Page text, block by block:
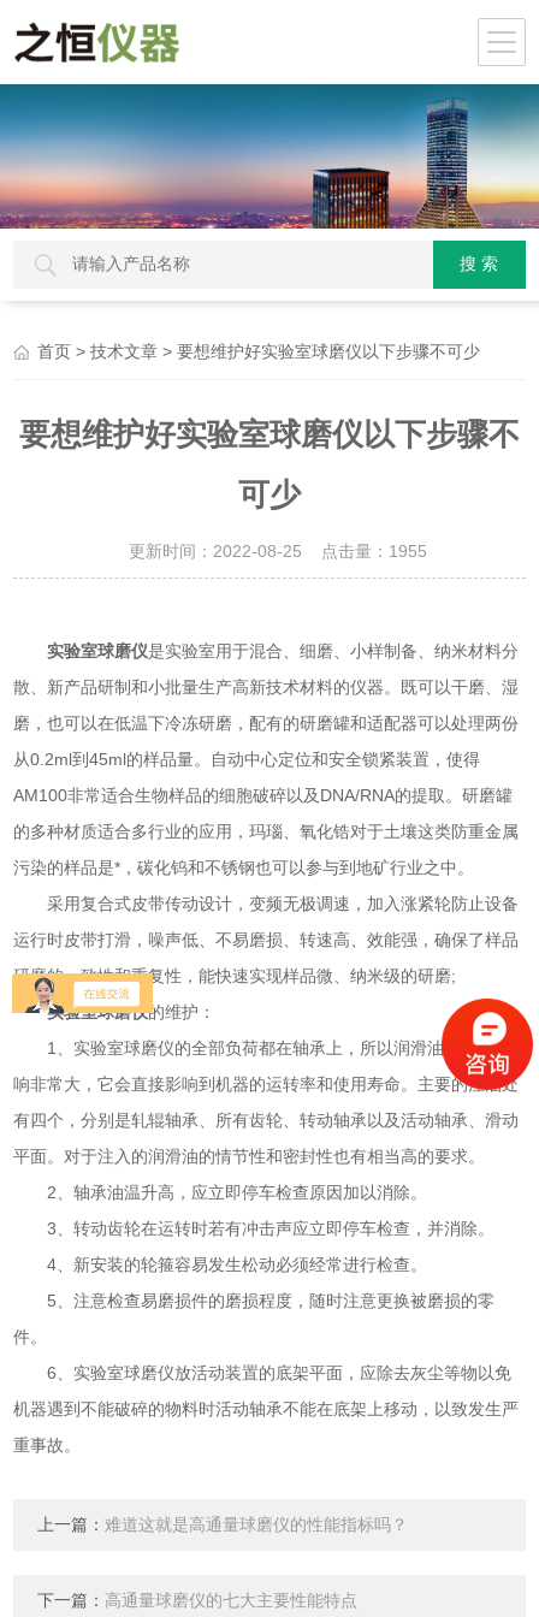
首页 >技术文章 > 要想维护好实验室球磨仪以下步骤不可少
要想维护好实验室球磨仪以下步骤不
可少
更新时间：2022-08-25 点击量： 1955
实验室球磨仪是实验室用于混合、细磨、小样制备、纳米材料分
散、新产品研制和小批量生产高新技术材料的仪器。既可以干磨、湿
磨，也可以在低温下冷冻研磨，配有的研磨罐和适配器可以处理两份
从0.2ml到45ml的样品量。自动中心定位和安全锁紧装置，使得
AM100非常适合生物样品的细胞破碎以及DNA/RNA的提取。研磨罐
的多种材质适合多行业的应用，玛瑙、氧化锆对于土壤这类防重金属
污染的样品是*，碳化钨和不锈钢也可以参与到地矿行业之中。
采用复合式皮带传动设计，变频无极调速，加入涨紧轮防止设备
运行时皮带打滑，噪声低、不易磨损、转速高、效能强，确保了样品
研磨的一致性和重复性，能快速实现样品微、纳米级的研磨;
实验室球磨仪的维护：
1、实验室球磨仪的全部负荷都在轴承上，所以润滑油对它的影
响非常大，它会直接影响到机器的运转率和使用寿命。主要的注油处
有四个，分别是轧辊轴承、所有齿轮、转动轴承以及活动轴承、滑动
平面。对于注入的润滑油的情节性和密封性也有相当高的要求。
2、轴承油温升高，应立即停车检查原因加以消除。
3、转动齿轮在运转时若有冲击声应立即停车检查，并消除。
4、新安装的轮箍容易发生松动必须经常进行检查。
5、注意检查易磨损件的磨损程度，随时注意更换被磨损的零
件。
6、实验室球磨仪放活动装置的底架平面，应除去灰尘等物以免
机器遇到不能破碎的物料时活动轴承不能在底架上移动，以致发生严
重事故。
上一篇： 难道这就是高通量球磨仪的性能指标吗？
下一篇： 高通量球磨仪的七大主要性能特点